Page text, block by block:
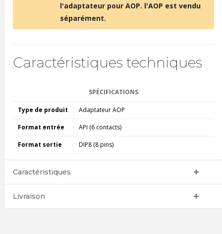
l'adaptateur pour AOP. l'AOP est vendu
séparément.
Caractéristiques techniques
SPÉCIFICATIONS
Type de produit Adaptateur AOP
Format entrée API (6 contacts)
Format sortie DIP8 (8 pins)
Caractéristiques
Livraison